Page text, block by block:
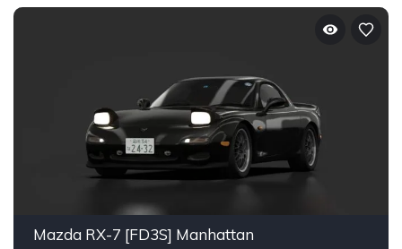
Mazda RX-7 [FD3S] Manhattan